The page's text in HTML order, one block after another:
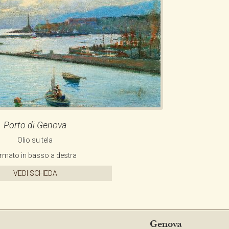
Porto di Genova
Olio su tela
in basso a destra
VEDI SCHEDA
Genova
CONTATTI
NEWSLETTER
COLLABORAZIONI
VIDEO